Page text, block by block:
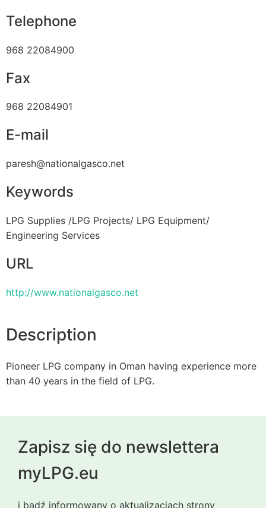
Telephone
968 22084900
Fax
968 22084901
E-mail
paresh@nationalgasco.net
Keywords
LPG Supplies /LPG Projects/ LPG Equipment/
Engineering Services
URL
http://www.nationalgasco.net
Description
Pioneer LPG company in Oman having experience more
than 40 years in the field of LPG.
Zapisz się do newslettera
myLPG.eu
i bądź informowany o aktualizacjach strony